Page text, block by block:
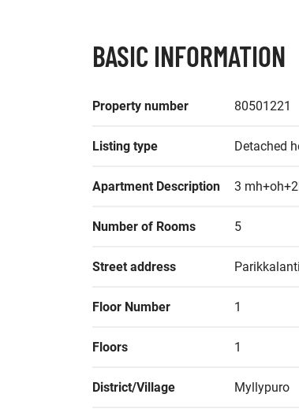
BASIC INFORMATION
Property number 80501221
Listing type Detached
Apartment Description 3
Number of Rooms 5
Street address
Floor Number 1
Floors 1
District/Village Myllypuro